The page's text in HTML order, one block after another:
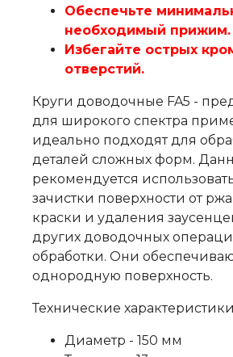
Обеспечьте
необходимый прижим.
Избегайте острых
отверстий.
Круги доводочные FA5 -
для широкого спектра
идеально подходят для
деталей сложных форм.
рекомендуется
зачистки поверхности от
краски и удаления
других доводочных
обработки. Они
однородную поверхность.
Технические
Диаметр - 150 мм